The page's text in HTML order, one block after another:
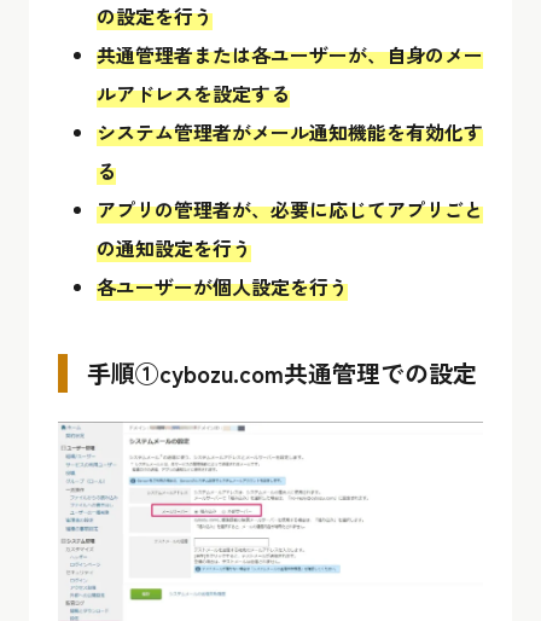
の設定を行う
共通管理者または各ユーザーが、自身のメー
ルアドレスを設定する
システム管理者がメール通知機能を有効化す
る
アプリの管理者が、必要に応じてアプリごと
の通知設定を行う
各ユーザーが個人設定を行う
手順①cybozu.com共通管理での設定